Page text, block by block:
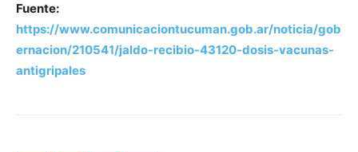
Fuente:
https://www.comunicaciontucuman.gob.ar/noticia/gob
ernacion/210541/jaldo-recibio-43120-dosis-vacunas-
antigripales